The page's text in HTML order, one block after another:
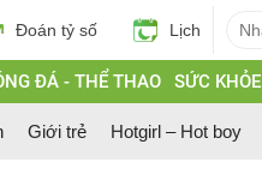
Đoán tỷ số Lịch
ĐÁ - THỂ THAO SỨC KHỎE
Giới trẻ Hotgirl – Hot boy